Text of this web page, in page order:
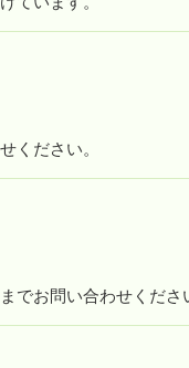
ください。
でお問い合わせくださ